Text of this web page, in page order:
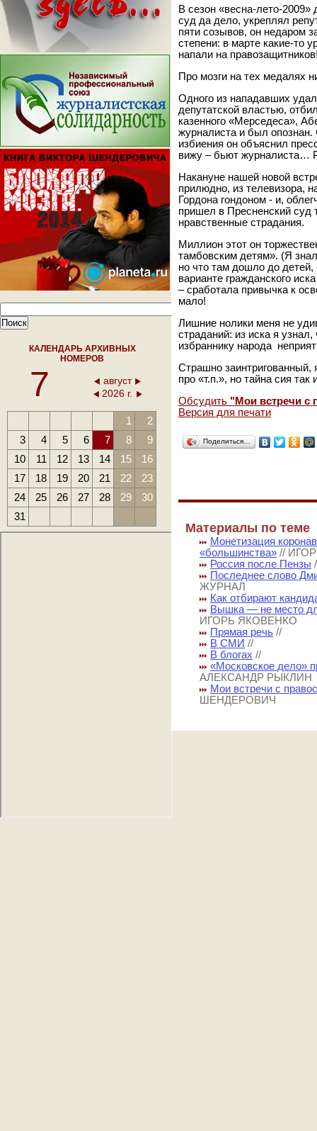
КАЛЕНДАРЬ АРХИВНЫХ
НОМЕРОВ
7
август
2026 г.
1
2
3
4 5 6 7 8
9
10
11 12 13 14 15
16
17
18 19 20 21 22
23
24
25 26 27 28 29
30
31
В сезон «весна-лето-2009»
суд да дело, укреплял
пяти созывов, он недаром
степени: в марте какие-то
напали на
Про мозги на тех медалях
Одного из нападавших
депутатской властью,
казенного «Мерседеса»,
журналиста и был опознан.
избиения он объяснил
вижу – бьют журналиста…
Накануне нашей новой
прилюдно, из телевизора,
Гордона гондоном - и,
пришел в Пресненский суд
нравственные страдания.
Миллион этот он
тамбовским детям». (Я
но что там дошло до
варианте гражданского
– сработала привычка к
мало!
Лишние нолики меня не
страданий: из иска я
избраннику народа
Страшно заинтригованный,
про «т.п.», но тайна сия
Обсудить "Мои встречи с
Версия для печати
Поделиться…
Материалы по теме
Монетизация
«большинства» //
Россия после Пензы
Последнее слово
ЖУРНАЛ
Как отбирают
Вышка — не место
ИГОРЬ ЯКОВЕНКО
Прямая речь //
В СМИ //
В блогах //
«Московское дело»
АЛЕКСАНДР РЫКЛИН
Мои встречи с
ШЕНДЕРОВИЧ